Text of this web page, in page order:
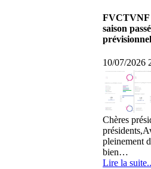
FVCTVNF
saison
10/07/2026
Chères
pleinement
bien…
Lire la